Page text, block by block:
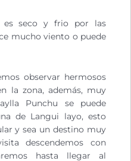
es seco y frio por las
mucho viento o puede
observar hermosos
la zona, además, muy
Punchu se puede
de Langui layo, esto
y sea un destino muy
descendemos con
hasta llegar al